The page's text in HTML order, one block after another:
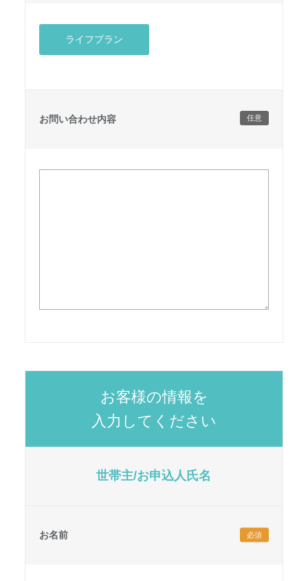
ライフプラン
お問い合わせ内容 任意
お客様の情報を
入力してください
世帯主/お申込人氏名
お名前 必須